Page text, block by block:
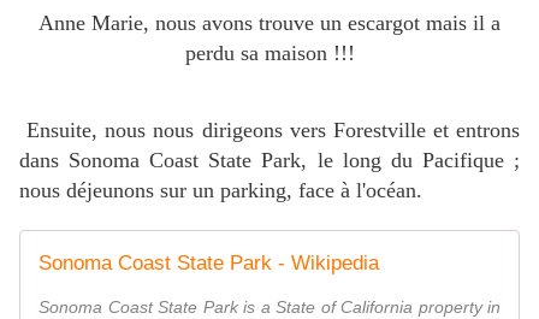
Anne Marie, nous avons trouve un escargot mais il a
perdu sa maison !!!
Ensuite, nous nous dirigeons vers Forestville et entrons
dans Sonoma Coast State Park, le long du Pacifique ;
nous déjeunons sur un parking, face à l'océan.
Sonoma Coast State Park - Wikipedia
Sonoma Coast State Park is a State of California property in